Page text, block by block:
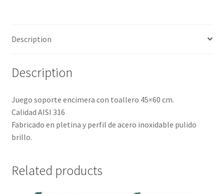
Description
Description
Juego soporte encimera con toallero 45×60 cm.
Calidad AISI 316
Fabricado en pletina y perfil de acero inoxidable pulido
brillo.
Related products